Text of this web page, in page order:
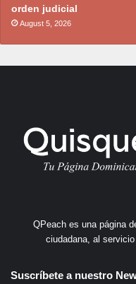
orden judicial
August 5, 2026
QPeach es una página
ciudadana, al
Suscríbete a nuestro